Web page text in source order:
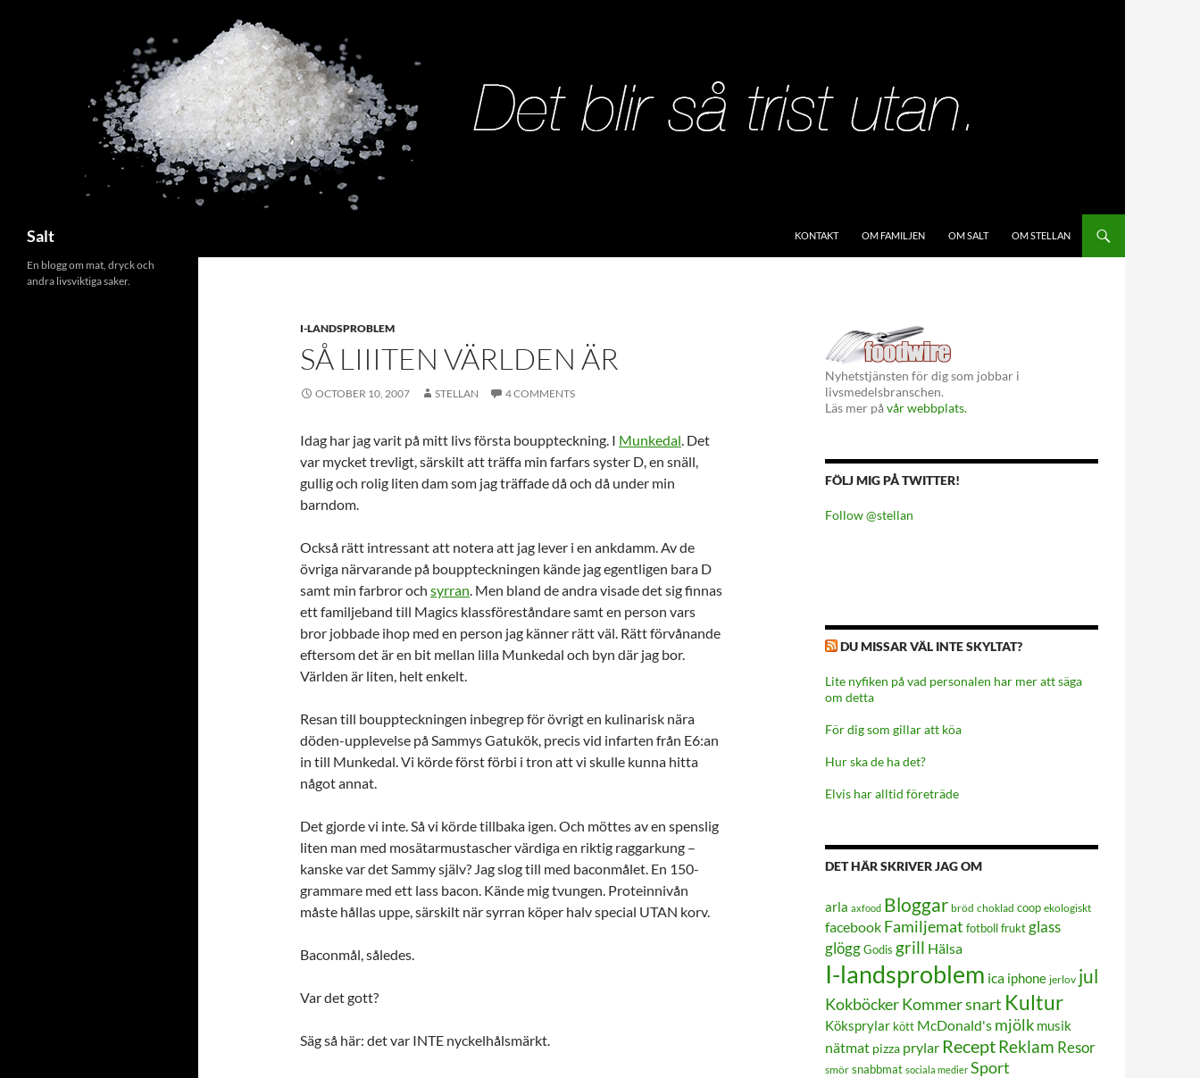
Salt
KONTAKT
OM FAMILJEN OM SALT OM STELLAN
I-LANDSPROBLEM
SÅ LIIITEN VÄRLDEN ÄR
OCTOBER 10, 2007 STELLAN 4 COMMENTS
Idag har jag varit på mitt livs första bouppteckning. I Munkedal. Det
var mycket trevligt, särskilt att träffa min farfars syster D, en snäll,
gullig och rolig liten dam som jag träffade då och då under min
barndom.
Också rätt intressant att notera att jag lever i en ankdamm. Av de
övriga närvarande på bouppteckningen kände jag egentligen bara D
samt min farbror och syrran. Men bland de andra visade det sig finnas
ett familjeband till Magics klassföreståndare samt en person vars
bror jobbade ihop med en person jag känner rätt väl. Rätt förvånande
eftersom det är en bit mellan lilla Munkedal och byn där jag bor.
Världen är liten, helt enkelt.
Resan till bouppteckningen inbegrep för övrigt en kulinarisk nära
döden-upplevelse på Sammys Gatukök, precis vid infarten från E6:an
in till Munkedal. Vi körde först förbi i tron att vi skulle kunna hitta
något annat.
Det gjorde vi inte. Så vi körde tillbaka igen. Och möttes av en spenslig
liten man med mosätarmustascher värdiga en riktig raggarkung –
kanske var det Sammy själv? Jag slog till med baconmålet. En 150-
grammare med ett lass bacon. Kände mig tvungen. Proteinnivån
måste hållas uppe, särskilt när syrran köper halv special UTAN korv.
Baconmål, således.
Var det gott?
Säg så här: det var INTE nyckelhålsmärkt.
Nyhetstjänsten för dig som jobbar i
livsmedelsbranschen.
Läs mer påvår webbplats.
FÖLJ MIG PÅ TWITTER!
Follow @stellan
DU MISSAR VÄL INTE SKYLTAT?
Lite nyfiken på vad personalen har mer att säga
om detta
För dig som gillar att köa
Hur ska de ha det?
Elvis har alltid företräde
DET HÄR SKRIVER JAG OM
arla axfood Bloggar bröd choklad coop ekologiskt
facebook Familjemat fotboll frukt glass
glöggGodis grill Hälsa
I-landsproblem ica iphone jerlov jul
KokböckerKommer snart Kultur
Köksprylar kött McDonald's mjölk musik
nätmat pizza prylar ReceptReklam Resor
smör snabbmat sociala medier Sport
En blogg om mat, dryck och
andra livsviktiga saker.